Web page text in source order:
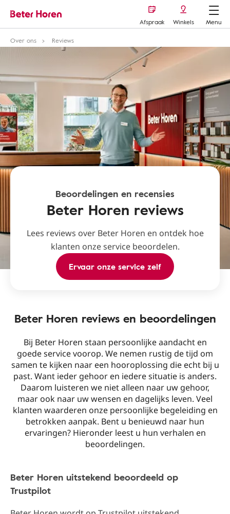
Afspraak Winkels
Menu
Over ons
Reviews
Beoordelingen en recensies
Beter Horen reviews
Lees reviews over Beter Horen en ontdek hoe
klanten onze service beoordelen.
Ervaar onze service zelf
Beter Horen reviews en beoordelingen
Bij Beter Horen staan persoonlijke aandacht en
goede service voorop. We nemen rustig de tijd om
samen te kijken naar een hooroplossing die echt bij u
past. Want ieder gehoor en iedere situatie is anders.
Daarom luisteren we niet alleen naar uw gehoor,
maar ook naar uw wensen en dagelijks leven. Veel
klanten waarderen onze persoonlijke begeleiding en
betrokken aanpak. Bent u benieuwd naar hun
ervaringen? Hieronder leest u hun verhalen en
beoordelingen.
Beter Horen uitstekend beoordeeld op
Trustpilot